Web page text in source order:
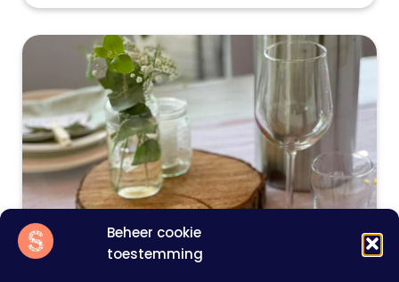
Beheer cookie
toestemming